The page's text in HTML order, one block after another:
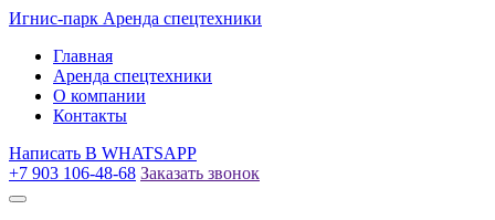
Игнис-парк Аренда спецтехники
Главная
Аренда спецтехники
О компании
Контакты
Написать В WHATSAPP
+7 903 106-48-68 Заказать звонок